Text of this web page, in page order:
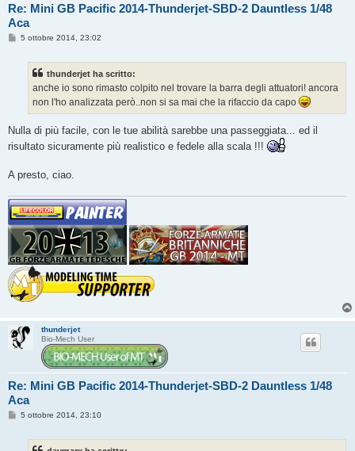
Re: Mini GB Pacific 2014-Thunderjet-SBD-2 Dauntless 1/48
Aca
M5 ottobre 2014, 23:02
thunderjet ha scritto:
anche io sono rimasto colpito nel trovare la barra degli attuatori! ancora
non l'ho analizzata però..non si sa mai che la rifaccio da capo
Nulla di più facile, con le tue abilità sarebbe una passeggiata... ed il
risultato sicuramente più realistico e fedele alla scala !!!
A presto, ciao.
thunderjet
Bio-Mech User
Re: Mini GB Pacific 2014-Thunderjet-SBD-2 Dauntless 1/48
Aca
M5 ottobre 2014, 23:10